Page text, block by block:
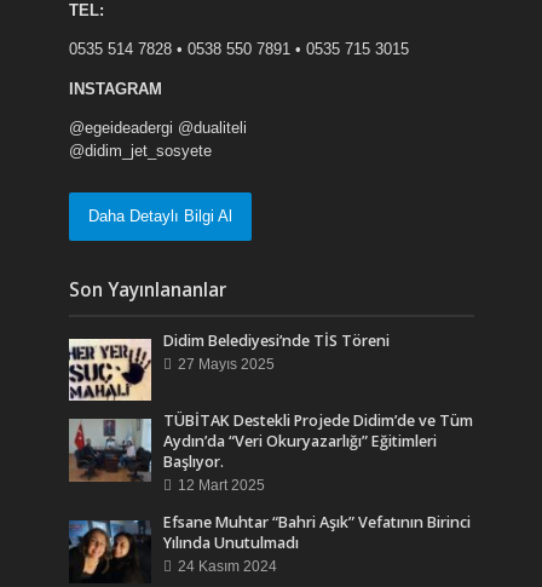
TEL:
0535 514 7828 • 0538 550 7891 • 0535 715 3015
INSTAGRAM
@egeideadergi @dualiteli
@didim_jet_sosyete
Daha Detaylı Bilgi Al
Son Yayınlananlar
Didim Belediyesi’nde TİS Töreni
27 Mayıs 2025
TÜBİTAK Destekli Projede Didim’de ve Tüm
Aydın’da “Veri Okuryazarlığı” Eğitimleri
Başlıyor.
12 Mart 2025
Efsane Muhtar “Bahri Aşık” Vefatının Birinci
Yılında Unutulmadı
24 Kasım 2024